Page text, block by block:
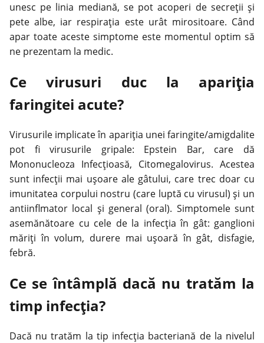
unesc pe linia mediană, se pot acoperi de secreții și
pete albe, iar respirația este urât mirositoare. Când
apar toate aceste simptome este momentul optim să
ne prezentam la medic.
Ce virusuri duc la apariția
faringitei acute?
Virusurile implicate în apariția unei faringite/amigdalite
pot fi virusurile gripale: Epstein Bar, care dă
Mononucleoza Infecțioasă, Citomegalovirus. Acestea
sunt infecții mai ușoare ale gâtului, care trec doar cu
imunitatea corpului nostru (care luptă cu virusul) și un
antiinflmator local și general (oral). Simptomele sunt
asemănătoare cu cele de la infecția în gât: ganglioni
măriți în volum, durere mai ușoară în gât, disfagie,
febră.
Ce se întâmplă dacă nu tratăm la
timp infecția?
Dacă nu tratăm la tip infecția bacteriană de la nivelul